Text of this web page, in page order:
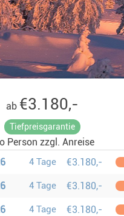
ab €3.180,-
Tiefpreisgarantie
Person zzgl. Anreise
4 Tage €3.180,-
4 Tage €3.180,-
4 Tage €3.180,-